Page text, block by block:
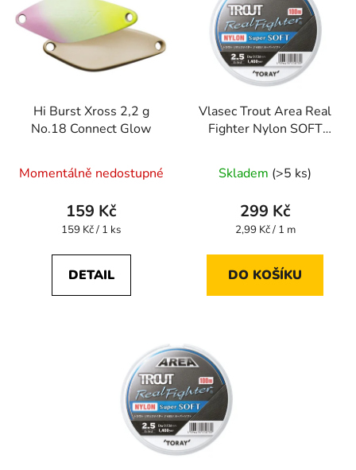
Hi Burst Xross 2,2 g
No.18 Connect Glow
Momentálně nedostupné
159 Kč
Měrná
159 Kč / 1 ks
DETAIL
Vlasec Trout Area Real
Fighter Nylon SOFT
Skladem (>5 ks)
299 Kč
Měrná
2,99 Kč / 1 m
DO KOŠÍKU